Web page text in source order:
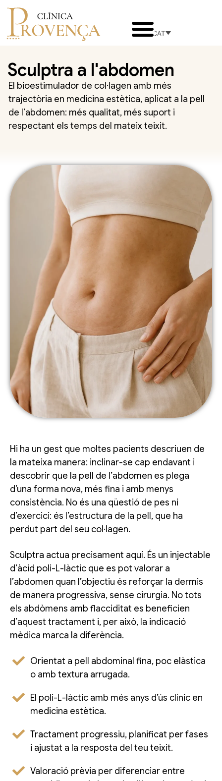
CAT
Sculptra a l'abdomen
El bioestimulador de col·lagen amb més
trajectòria en medicina estètica, aplicat a la pell
de l’abdomen: més qualitat, més suport i
respectant els temps del mateix teixit.
Hi ha un gest que moltes pacients descriuen de
la mateixa manera: inclinar-se cap endavant i
descobrir que la pell de l’abdomen es plega
d’una forma nova, més fina i amb menys
consistència. No és una qüestió de pes ni
d’exercici: és l’estructura de la pell, que ha
perdut part del seu col·lagen.
Sculptra actua precisament aquí. És un injectable
d’àcid poli-L-làctic que es pot valorar a
l’abdomen quan l’objectiu és reforçar la dermis
de manera progressiva, sense cirurgia. No tots
els abdòmens amb flacciditat es beneficien
d’aquest tractament i, per això, la indicació
mèdica marca la diferència.
Orientat a pell abdominal fina, poc elàstica
o amb textura arrugada.
El poli-L-làctic amb més anys d’ús clínic en
medicina estètica.
Tractament progressiu, planificat per fases
i ajustat a la resposta del teu teixit.
Valoració prèvia per diferenciar entre